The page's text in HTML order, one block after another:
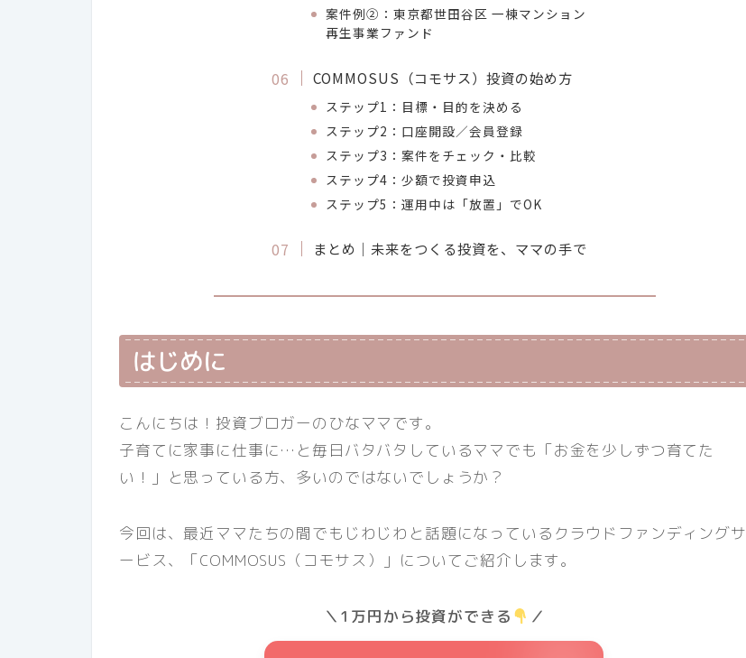
案件例②：東京都世田谷区 一棟マンション
再生事業ファンド
COMMOSUS（コモサス）投資の始め方
ステップ1：目標・目的を決める
ステップ2：口座開設／会員登録
ステップ3：案件をチェック・比較
ステップ4：少額で投資申込
ステップ5：運用中は「放置」でOK
まとめ｜未来をつくる投資を、ママの手で
はじめに
こんにちは！投資ブロガーのひなママです。
子育てに家事に仕事に…と毎日バタバタしているママでも「お金を少しずつ育てた
い！」と思っている方、多いのではないでしょうか？
今回は、最近ママたちの間でもじわじわと話題になっているクラウドファンディングサ
ービス、「COMMOSUS（コモサス）」についてご紹介します。
＼1万円から投資ができる ／